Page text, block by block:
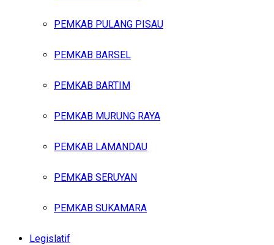
PEMKAB PULANG PISAU
PEMKAB BARSEL
PEMKAB BARTIM
PEMKAB MURUNG RAYA
PEMKAB LAMANDAU
PEMKAB SERUYAN
PEMKAB SUKAMARA
Legislatif